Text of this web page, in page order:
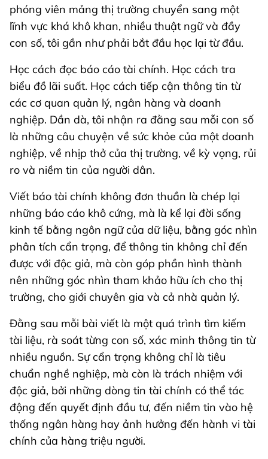
phóng viên mảng thị trường chuyển sang một
lĩnh vực khá khô khan, nhiều thuật ngữ và đầy
con số, tôi gần như phải bắt đầu học lại từ đầu.
Học cách đọc báo cáo tài chính. Học cách tra
biểu đồ lãi suất. Học cách tiếp cận thông tin từ
các cơ quan quản lý, ngân hàng và doanh
nghiệp. Dần dà, tôi nhận ra đằng sau mỗi con số
là những câu chuyện về sức khỏe của một doanh
nghiệp, về nhịp thở của thị trường, về kỳ vọng, rủi
ro và niềm tin của người dân.
Viết báo tài chính không đơn thuần là chép lại
những báo cáo khô cứng, mà là kể lại đời sống
kinh tế bằng ngôn ngữ của dữ liệu, bằng góc nhìn
phân tích cẩn trọng, để thông tin không chỉ đến
được với độc giả, mà còn góp phần hình thành
nên những góc nhìn tham khảo hữu ích cho thị
trường, cho giới chuyên gia và cả nhà quản lý.
Đằng sau mỗi bài viết là một quá trình tìm kiếm
tài liệu, rà soát từng con số, xác minh thông tin từ
nhiều nguồn. Sự cẩn trọng không chỉ là tiêu
chuẩn nghề nghiệp, mà còn là trách nhiệm với
độc giả, bởi những dòng tin tài chính có thể tác
động đến quyết định đầu tư, đến niềm tin vào hệ
thống ngân hàng hay ảnh hưởng đến hành vi tài
chính của hàng triệu người.